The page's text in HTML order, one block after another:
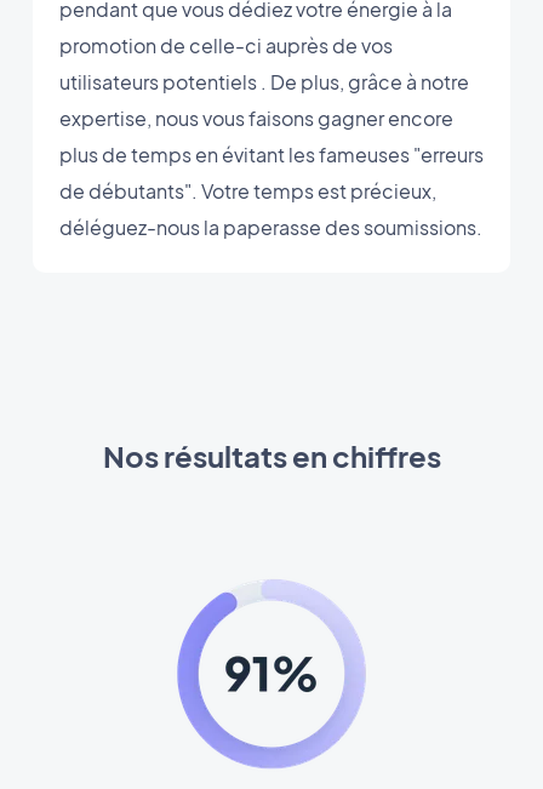
pendant que vous dédiez votre énergie à la
promotion de celle-ci auprès de vos
utilisateurs potentiels . De plus, grâce à notre
expertise, nous vous faisons gagner encore
plus de temps en évitant les fameuses "erreurs
de débutants". Votre temps est précieux,
déléguez-nous la paperasse des soumissions.
Nos résultats en chiffres